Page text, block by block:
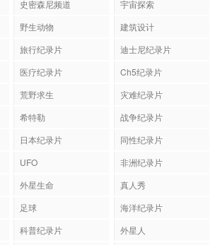
史密森尼频道
宇宙探索
野生动物
建筑设计
旅行纪录片
迪士尼纪录片
医疗纪录片
Ch5纪录片
荒野求生
灾难纪录片
希特勒
战争纪录片
日本纪录片
同性纪录片
UFO
非洲纪录片
外星生命
真人秀
足球
海洋纪录片
科普纪录片
外星人